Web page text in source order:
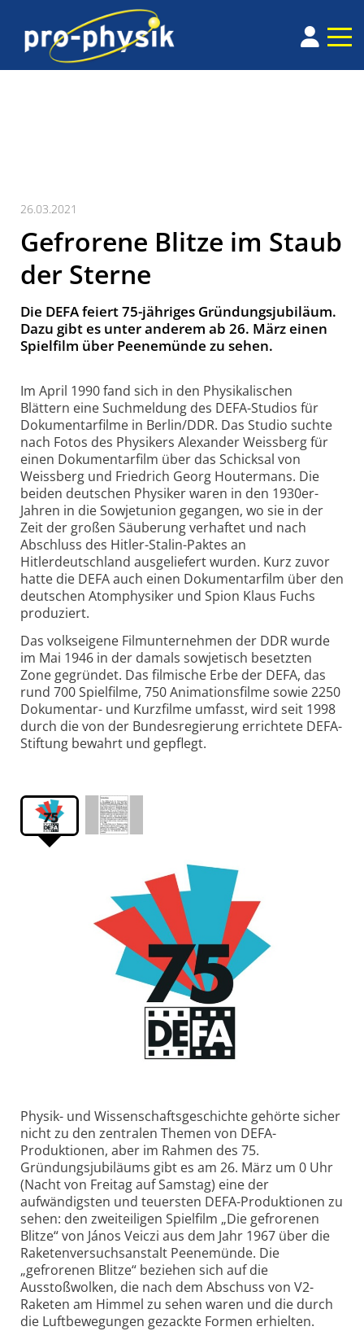
26.03.2021
Gefrorene Blitze im Staub
der Sterne
Die DEFA feiert 75-jähriges Gründungsjubiläum.
Dazu gibt es unter anderem ab 26. März einen
Spielfilm über Peenemünde zu sehen.
Im April 1990 fand sich in den Physikalischen
Blättern eine Suchmeldung des DEFA-Studios für
Dokumentarfilme in Berlin/DDR. Das Studio suchte
nach Fotos des Physikers Alexander Weissberg für
einen Dokumentarfilm über das Schicksal von
Weissberg und Friedrich Georg Houtermans. Die
beiden deutschen Physiker waren in den 1930er-
Jahren in die Sowjetunion gegangen, wo sie in der
Zeit der großen Säuberung verhaftet und nach
Abschluss des Hitler-Stalin-Paktes an
Hitlerdeutschland ausgeliefert wurden. Kurz zuvor
hatte die DEFA auch einen Dokumentarfilm über den
deutschen Atomphysiker und Spion Klaus Fuchs
produziert.
Das volkseigene Filmunternehmen der DDR wurde
im Mai 1946 in der damals sowjetisch besetzten
Zone gegründet. Das filmische Erbe der DEFA, das
rund 700 Spielfilme, 750 Animationsfilme sowie 2250
Dokumentar- und Kurzfilme umfasst, wird seit 1998
durch die von der Bundesregierung errichtete DEFA-
Stiftung bewahrt und gepflegt.
Physik- und Wissenschaftsgeschichte gehörte sicher
nicht zu den zentralen Themen von DEFA-
Produktionen, aber im Rahmen des 75.
Gründungsjubiläums gibt es am 26. März um 0 Uhr
(Nacht von Freitag auf Samstag) eine der
aufwändigsten und teuersten DEFA-Produktionen zu
sehen: den zweiteiligen Spielfilm „Die gefrorenen
Blitze“ von János Veiczi aus dem Jahr 1967 über die
Raketenversuchsanstalt Peenemünde. Die
„gefrorenen Blitze“ beziehen sich auf die
Ausstoßwolken, die nach dem Abschuss von V2-
Raketen am Himmel zu sehen waren und die durch
die Luftbewegungen gezackte Formen erhielten.